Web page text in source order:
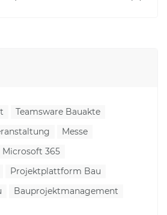
Teamsware Bauakte
Messe
Microsoft 365
Projektplattform Bau
Bauprojektmanagement